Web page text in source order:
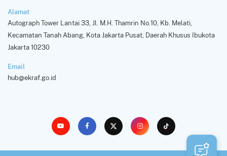
Alamat
Autograph Tower Lantai 33, Jl. M.H. Thamrin No.10, Kb. Melati,
Kecamatan Tanah Abang, Kota Jakarta Pusat, Daerah Khusus Ibukota
Jakarta 10230
Email
hub@ekraf.go.id